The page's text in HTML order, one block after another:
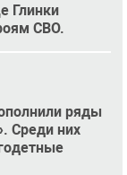
Глинки
СВО.
ряды
Среди них